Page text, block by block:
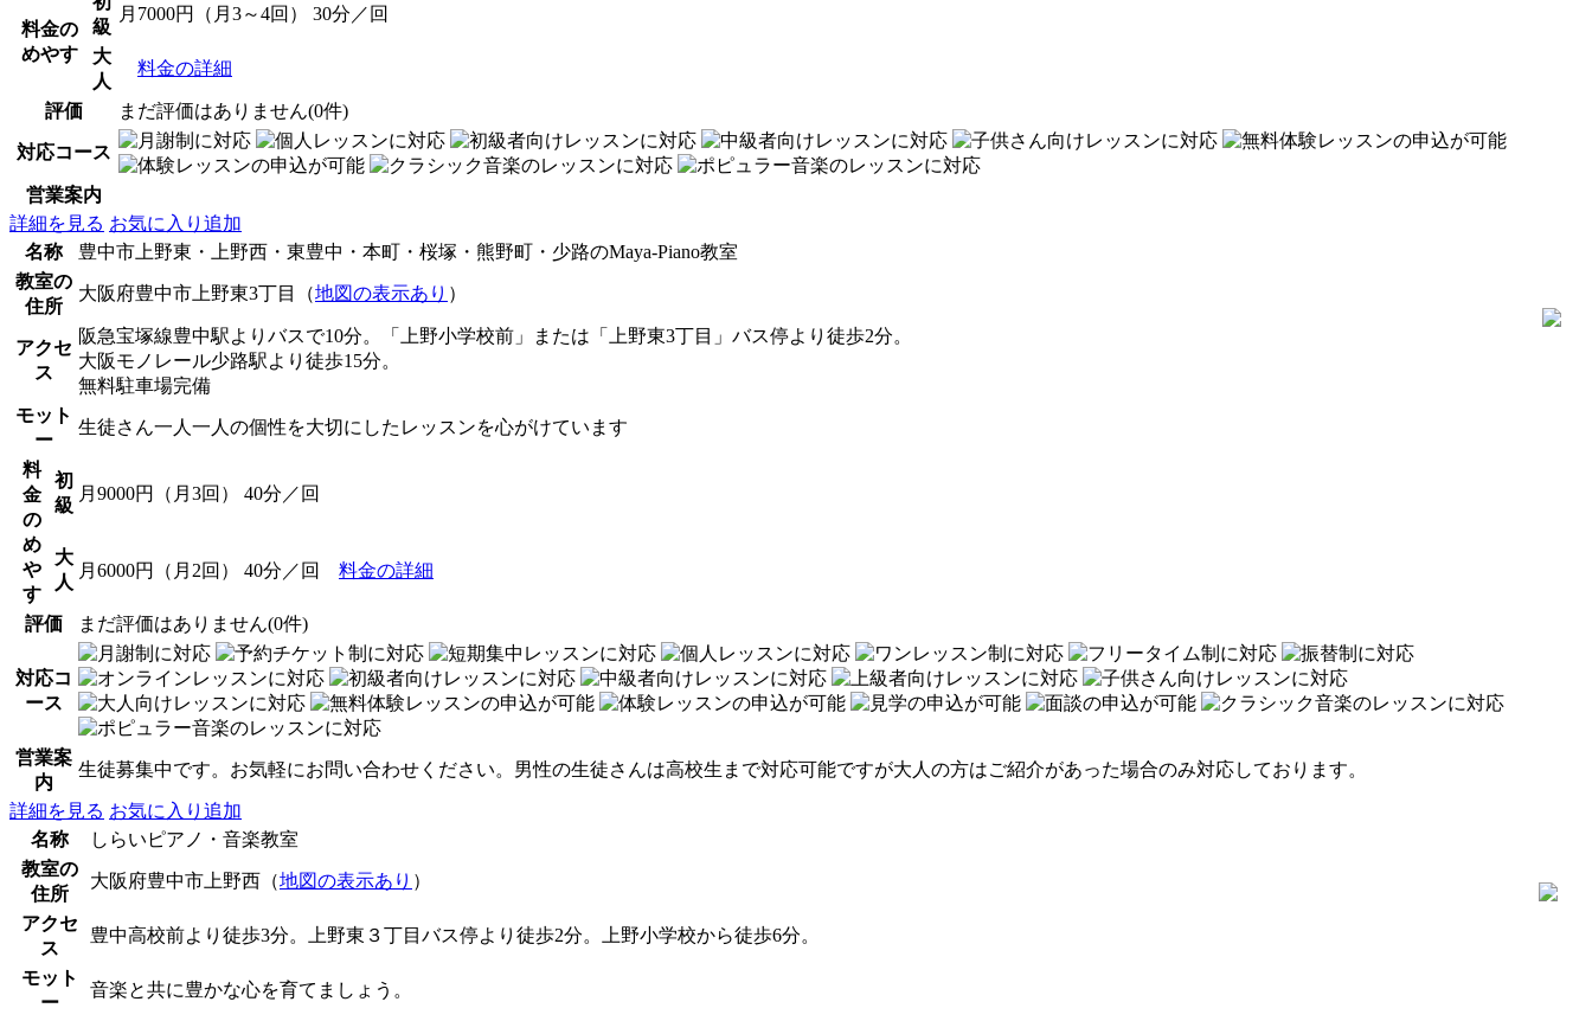
料金の
めやす
級
月7000円（月3～4回） 30分／回
大
人
料金の詳細
評価 まだ評価はありません(0件)
対応コース
営業案内
詳細を見る お気に入り追加
名称
豊中市上野東・上野西・東豊中・本町・桜塚・熊野町・少路のMaya-Piano教室
教室の
住所
大阪府豊中市上野東3丁目（地図の表示あり ）
アクセ
ス
阪急宝塚線豊中駅よりバスで10分。「上野小学校前」または「上野東3丁目」バス停より徒歩2分。
大阪モノレール少路駅より徒歩15分。
無料駐車場完備
モット
ー
生徒さん一人一人の個性を大切にしたレッスンを心がけています
料
金
の
め
や
す
初
級
月9000円（月3回） 40分／回
大
人
月6000円（月2回） 40分／回 料金の詳細
評価 まだ評価はありません(0件)
対応コ
ース
営業案
内
生徒募集中です。お気軽にお問い合わせください。男性の生徒さんは高校生まで対応可能ですが大人の方はご紹介があった場合のみ対応しております。
詳細を見る お気に入り追加
名称
しらいピアノ・音楽教室
教室の
住所
大阪府豊中市上野西（地図の表示あり ）
アクセ
ス
豊中高校前より徒歩3分。上野東３丁目バス停より徒歩2分。上野小学校から徒歩6分。
モット
ー
音楽と共に豊かな心を育てましょう。